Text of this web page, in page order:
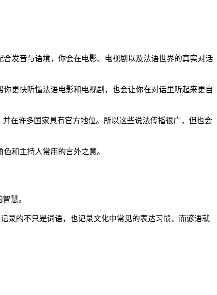
发音与语境，你会在电影、电视剧以及法语世界的真实对话
更快听懂法语电影和电视剧，也会让你在对话里听起来更自
在许多国家具有官方地位。所以这些说法传播很广，但也会
和主持人常用的言外之意。
慧。
录的不只是词语，也记录文化中常见的表达习惯，而谚语就